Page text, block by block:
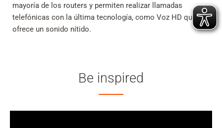
mayoría de los routers y permiten realizar llamadas
telefónicas con la última tecnología, como Voz HD que
ofrece un sonido nítido.
Be inspired